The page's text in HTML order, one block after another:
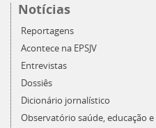
Notícias
Reportagens
Acontece na EPSJV
Entrevistas
Dossiês
Dicionário jornalístico
Observatório saúde, educação